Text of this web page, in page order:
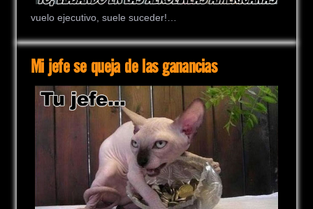
vuelo ejecutivo, suele suceder!…
Mi jefe se queja de las ganancias